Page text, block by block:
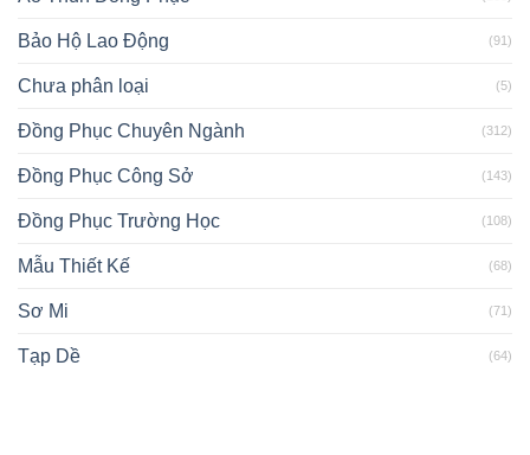
Bảo Hộ Lao Động (91)
Chưa phân loại (5)
Đồng Phục Chuyên Ngành (312)
Đồng Phục Công Sở (143)
Đồng Phục Trường Học (108)
Mẫu Thiết Kế (68)
Sơ Mi (71)
Tạp Dề (64)